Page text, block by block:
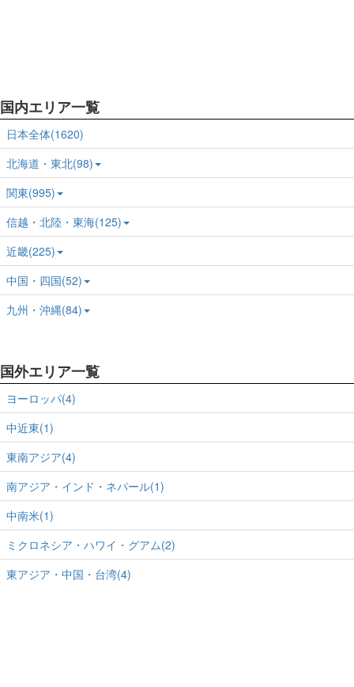
国内エリア一覧
日本全体(1620)
北海道・東北(98)
関東(995)
信越・北陸・東海(125)
近畿(225)
中国・四国(52)
九州・沖縄(84)
国外エリア一覧
ヨーロッパ(4)
中近東(1)
東南アジア(4)
南アジア・インド・ネパール(1)
中南米(1)
ミクロネシア・ハワイ・グアム(2)
東アジア・中国・台湾(4)